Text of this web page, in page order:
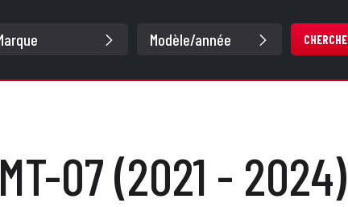
CHERCHE
MT-07 (2021 - 2024)